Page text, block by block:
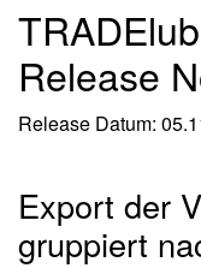
Release
Release Datum:
Export der
gruppiert